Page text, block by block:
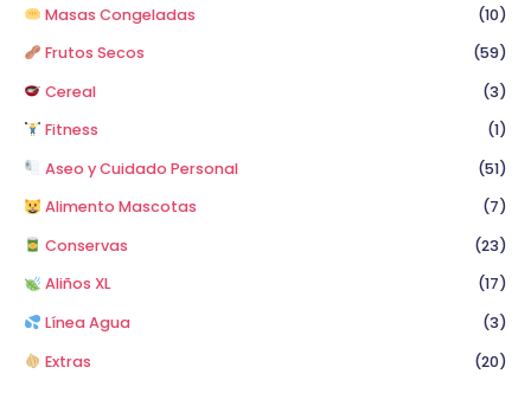
Masas Congeladas
(10)
Frutos Secos
(59)
Cereal
(3)
Fitness
(1)
Aseo y Cuidado Personal
(51)
Alimento Mascotas
(7)
Conservas
(23)
Aliños XL
(17)
Línea Agua
(3)
Extras
(20)